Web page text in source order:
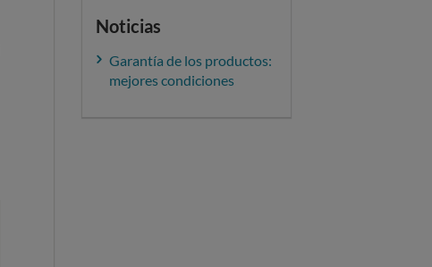
Noticias
Garantía de los productos:
mejores condiciones